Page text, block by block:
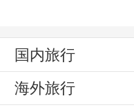
国内旅行
海外旅行